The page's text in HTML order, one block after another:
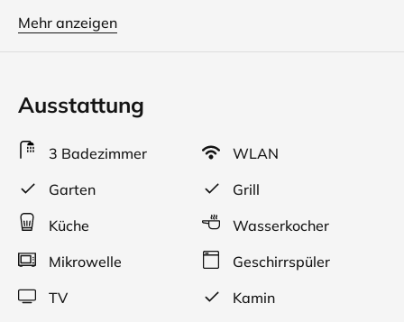
Gewölbe. Machen Sie Ihren Urlaub zum Erlebnis und
Kreisgrabenanlagen, erbaut 2000 Jahre vor
Stonhenge waren hier einst Siedlungsort und
Kultstätte. Wenn auch nicht mehr sichtbar, so belegen
doch zahlreiche Funde ihre besondere Bedeutung.
Unsere FEWO befindet sich nahe dem Zentrum dieser
Anlagen. Lassen sie diese Energie auf sich wirken!
Maisonetteform über drei Etagen.
Mehr anzeigen
Ausstattung
3 Badezimmer
WLAN
Garten
Grill
Küche
Wasserkocher
Mikrowelle
Geschirrspüler
TV
Kamin